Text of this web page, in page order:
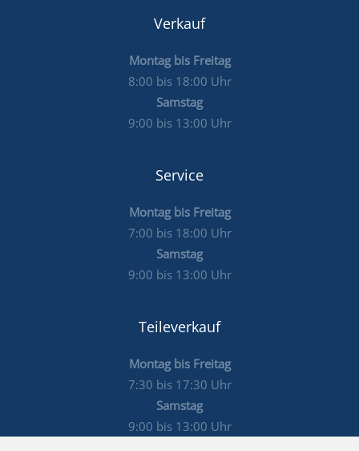
Verkauf
Montag bis Freitag
8:00 bis 18:00 Uhr
Samstag
9:00 bis 13:00 Uhr
Service
Montag bis Freitag
7:00 bis 18:00 Uhr
Samstag
9:00 bis 13:00 Uhr
Teileverkauf
Montag bis Freitag
7:30 bis 17:30 Uhr
Samstag
9:00 bis 13:00 Uhr